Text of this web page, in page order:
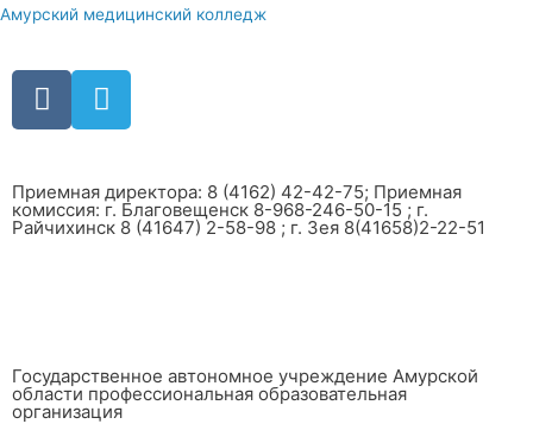
Амурский медицинский колледж
Приемная директора: 8 (4162) 42-42-75; Приемная
комиссия: г. Благовещенск 8-968-246-50-15 ; г.
Райчихинск 8 (41647) 2-58-98 ; г. Зея 8(41658)2-22-51
Государственное автономное учреждение Амурской
области профессиональная образовательная
организация